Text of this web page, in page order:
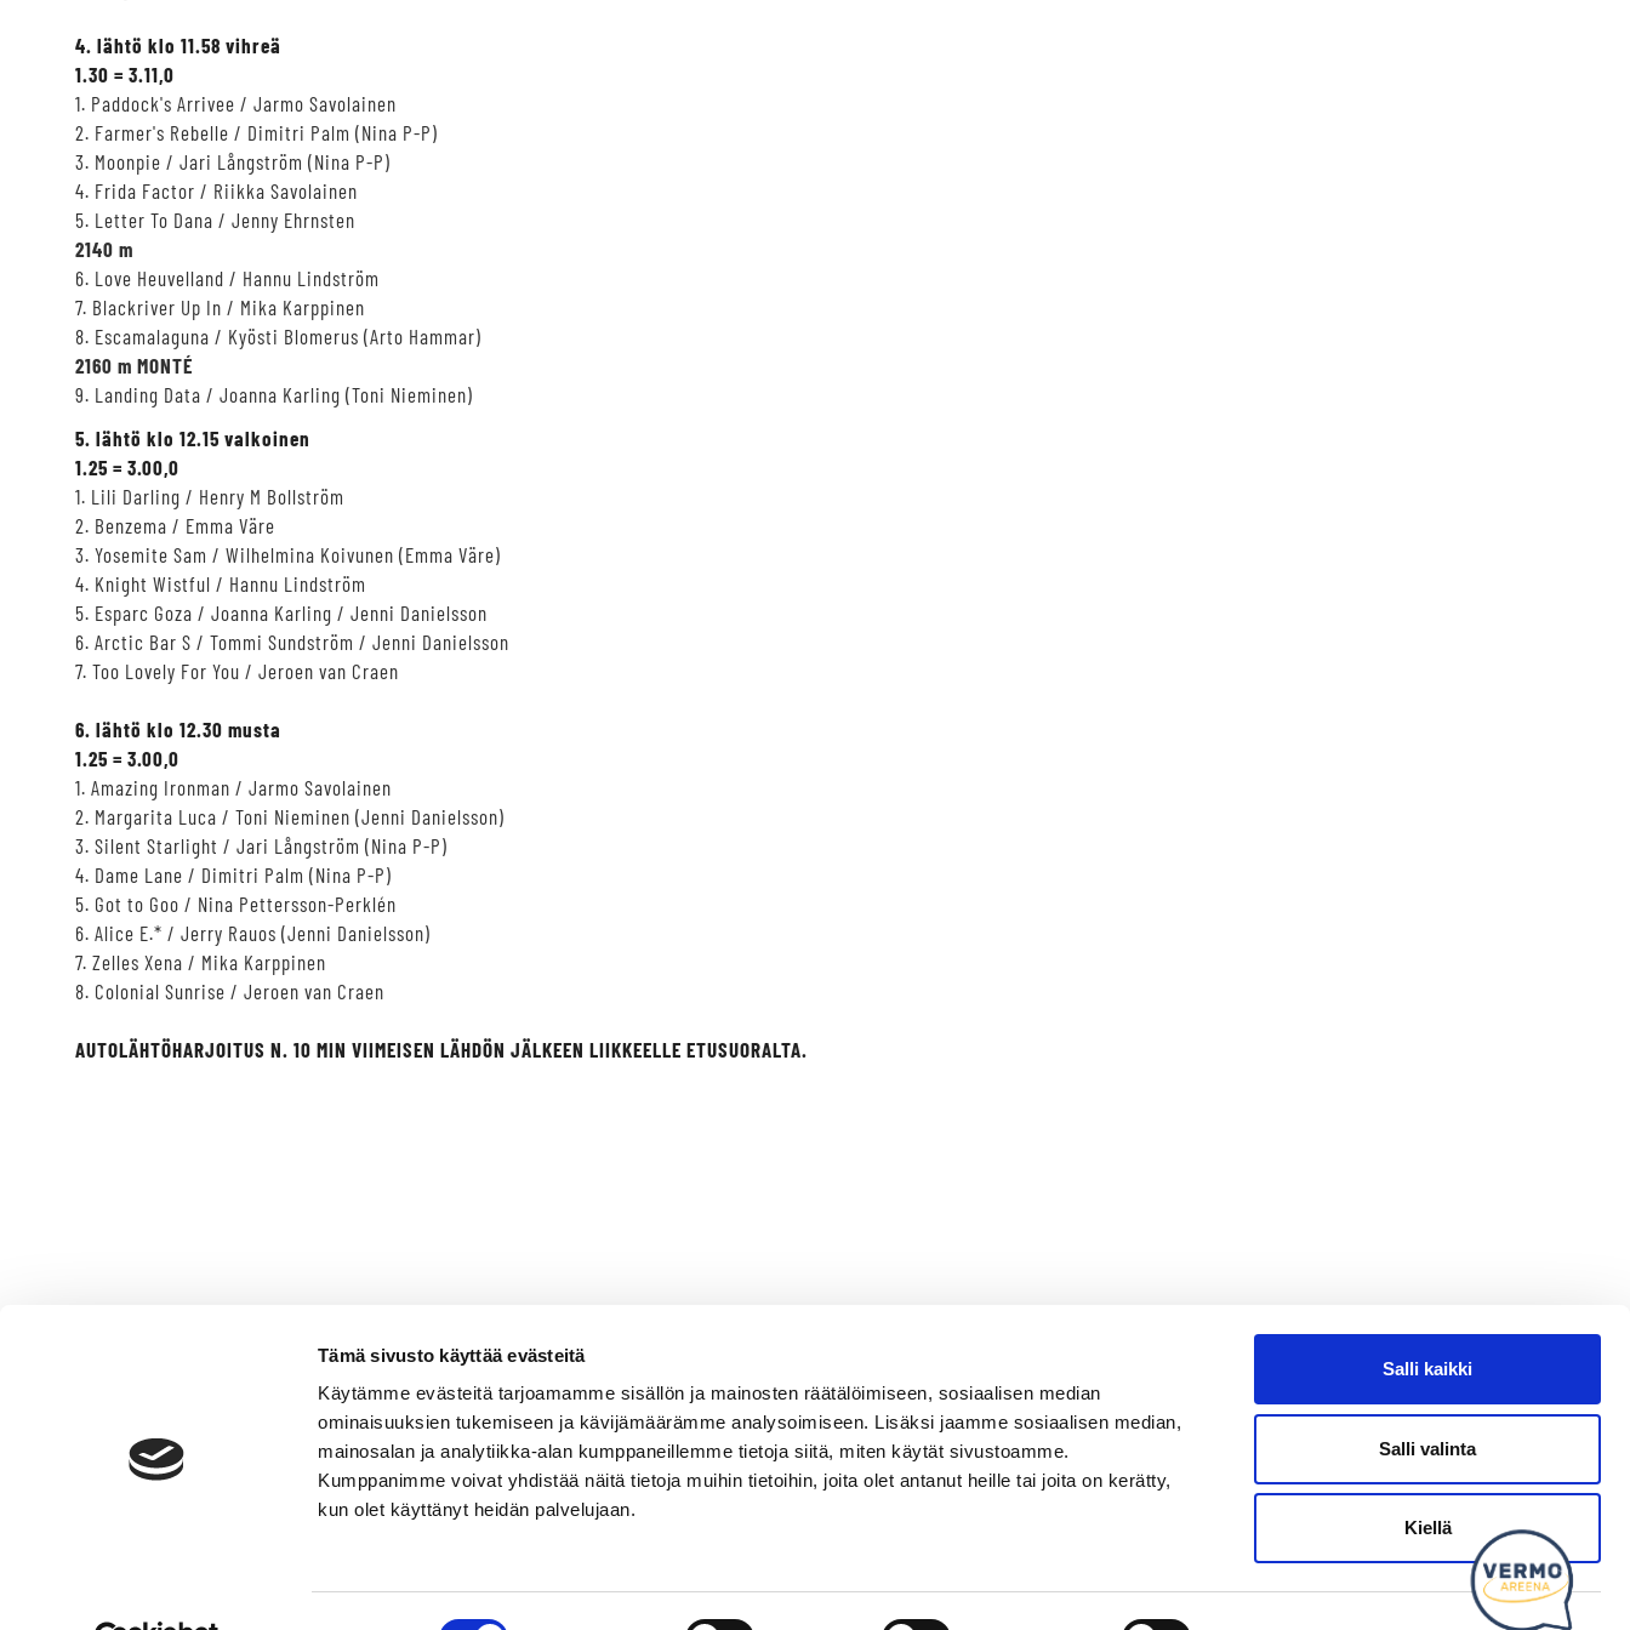
Tämä sivusto käyttää evästeitä
Käytämme evästeitä tarjoamamme sisällön ja mainosten räätälöimiseen, sosiaalisen median
ominaisuuksien tukemiseen ja kävijämäärämme analysoimiseen. Lisäksi jaamme sosiaalisen median,
mainosalan ja analytiikka-alan kumppaneillemme tietoja siitä, miten käytät sivustoamme.
Kumppanimme voivat yhdistää näitä tietoja muihin tietoihin, joita olet antanut heille tai joita on kerätty,
kun olet käyttänyt heidän palvelujaan.
Salli kaikki
Salli valinta
Kiellä
Kysy tapahtumista tai raveista
4. lähtö klo 11.58 vihreä
1.30 = 3.11,0
1. Paddock's Arrivee / Jarmo Savolainen
2. Farmer's Rebelle / Dimitri Palm (Nina P-P)
3. Moonpie / Jari Långström (Nina P-P)
4. Frida Factor / Riikka Savolainen
5. Letter To Dana / Jenny Ehrnsten
2140 m
6. Love Heuvelland / Hannu Lindström
7. Blackriver Up In / Mika Karppinen
8. Escamalaguna / Kyösti Blomerus (Arto Hammar)
2160 m MONTÉ
9. Landing Data / Joanna Karling (Toni Nieminen)
5. lähtö klo 12.15 valkoinen
1.25 = 3.00,0
1. Lili Darling / Henry M Bollström
2. Benzema / Emma Väre
3. Yosemite Sam / Wilhelmina Koivunen (Emma Väre)
4. Knight Wistful / Hannu Lindström
5. Esparc Goza / Joanna Karling / Jenni Danielsson
6. Arctic Bar S / Tommi Sundström / Jenni Danielsson
7. Too Lovely For You / Jeroen van Craen
6. lähtö klo 12.30 musta
1.25 = 3.00,0
1. Amazing Ironman / Jarmo Savolainen
2. Margarita Luca / Toni Nieminen (Jenni Danielsson)
3. Silent Starlight / Jari Långström (Nina P-P)
4. Dame Lane / Dimitri Palm (Nina P-P)
5. Got to Goo / Nina Pettersson-Perklén
6. Alice E.* / Jerry Rauos (Jenni Danielsson)
7. Zelles Xena / Mika Karppinen
8. Colonial Sunrise / Jeroen van Craen
AUTOLÄHTÖHARJOITUS N. 10 MIN VIIMEISEN LÄHDÖN JÄLKEEN LIIKKEELLE ETUSUORALTA.
VERMO AREENA VERMON RAVIRATA OY SEURAA MEITÄ